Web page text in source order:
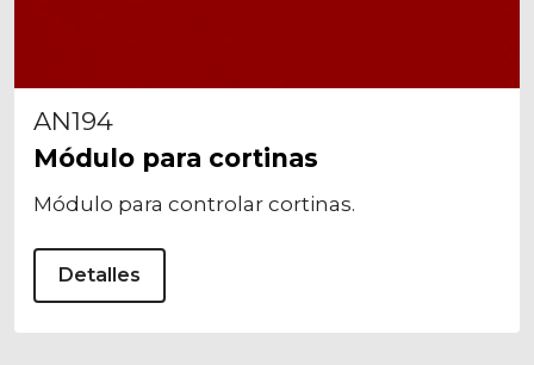
AN194
Módulo para cortinas
Módulo para controlar cortinas.
Detalles